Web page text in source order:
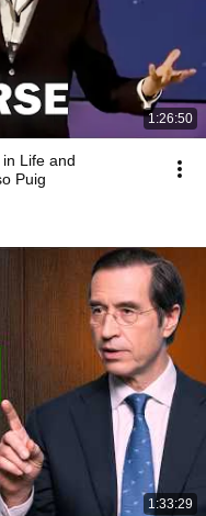
1:26:50
Life and
Puig
1:33:29